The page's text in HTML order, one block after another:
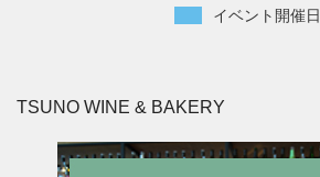
イベント開催日
TSUNO WINE & BAKERY